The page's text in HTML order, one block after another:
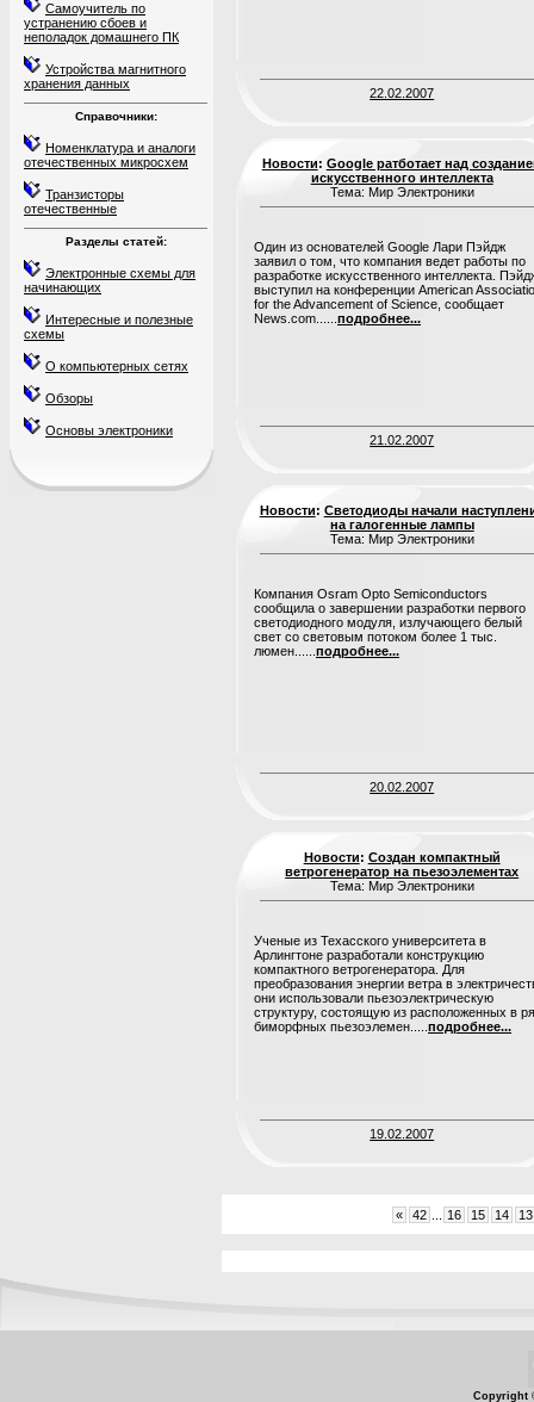
Самоучитель по
устранению сбоев и
неполадок домашнего ПК
Устройства магнитного
хранения данных
Справочники:
Номенклатура и аналоги
отечественных микросхем
Транзисторы
отечественные
Разделы статей:
Электронные схемы для
начинающих
Интересные и полезные
схемы
О компьютерных сетях
Обзоры
Основы электроники
22.02.2007
Новости: Google ратботает над
искусственного интеллекта
Тема: Мир Электроники
Один из основателей Google Лари Пэйдж
заявил о том, что компания ведет работы по
разработке искусственного интеллекта.
выступил на конференции American
for the Advancement of Science, сообщает
News.com...... подробнее...
21.02.2007
Новости: Cветодиоды начали
на галогенные лампы
Тема: Мир Электроники
Компания Osram Opto Semiconductors
сообщила о завершении разработки первого
светодиодного модуля, излучающего белый
свет со световым потоком более 1 тыс.
люмен...... подробнее...
20.02.2007
Новости: Создан компактный
ветрогенератор на пьезоэлементах
Тема: Мир Электроники
Ученые из Техасского университета в
Арлингтоне разработали конструкцию
компактного ветрогенератора. Для
преобразования энергии ветра в
они использовали пьезоэлектрическую
структуру, состоящую из расположенных в
биморфных пьезоэлемен..... подробнее...
19.02.2007
« 42 16 15 14 13
Copyright